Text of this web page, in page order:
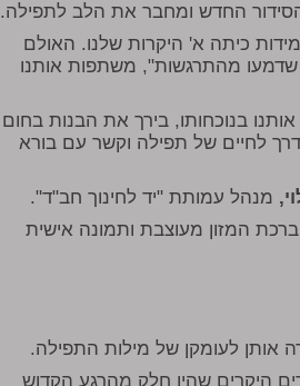
החדש ומחבר את הלב לתפילה.
כיתה א' היקרות שלנו. האולם
מהתרגשות", משתפות אותנו
בנוכחותו, בירך את הבנות בחום
לחיים של תפילה וקשר עם בורא
מנהל עמותת "יד לחינוך חב"ד".
המזון מעוצבת ותמונה אישית
אותן לעומקן של מילות התפילה.
היקרים שהיו חלק מהרגע הקדוש